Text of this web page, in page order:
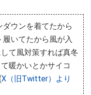
ウンを着てたから
いてたから風が入
て風対策すれば真冬
暖かいとかサイコ
X（旧Twitter）より